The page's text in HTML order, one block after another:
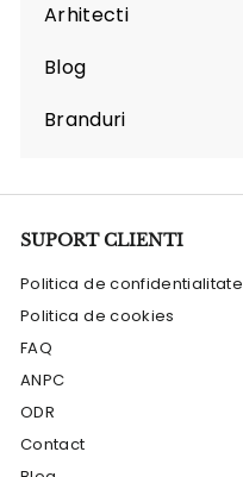
Arhitecti
Expand
submenu
Blog
Branduri
Expand
SUPORT CLIENTI
Politica de confidentialitate
Politica de cookies
FAQ
ANPC
ODR
Contact